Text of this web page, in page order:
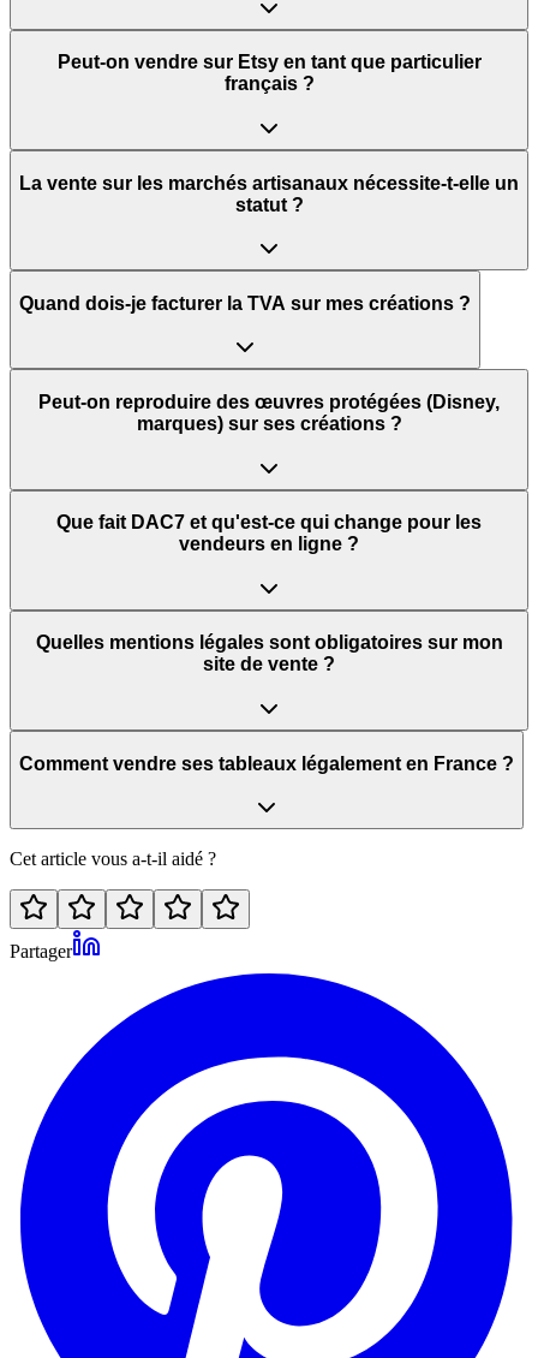
Peut-on vendre sur Etsy en tant que particulier
français ?
La vente sur les marchés artisanaux nécessite-t-elle un
statut ?
Quand dois-je facturer la TVA sur mes créations ?
Peut-on reproduire des œuvres protégées (Disney,
marques) sur ses créations ?
Que fait DAC7 et qu'est-ce qui change pour les
vendeurs en ligne ?
Quelles mentions légales sont obligatoires sur mon
site de vente ?
Comment vendre ses tableaux légalement en France ?
Cet article vous a-t-il aidé ?
Partager